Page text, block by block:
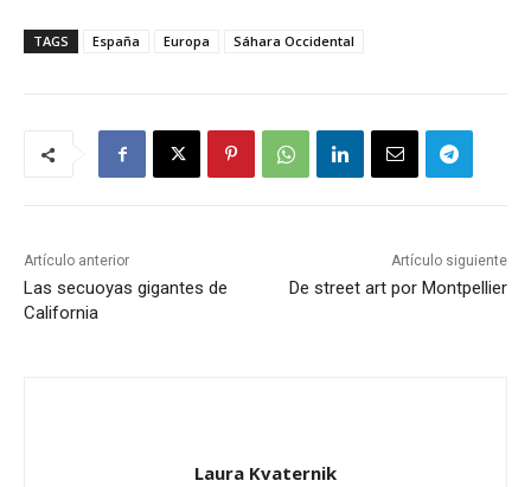
TAGS España Europa Sáhara Occidental
Artículo anterior
Las secuoyas gigantes de
California
Artículo siguiente
De street art por Montpellier
Laura Kvaternik